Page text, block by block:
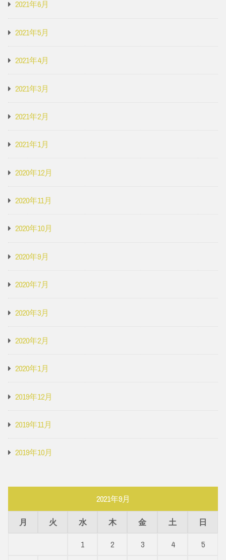
2021年6月
2021年5月
2021年4月
2021年3月
2021年2月
2021年1月
2020年12月
2020年11月
2020年10月
2020年9月
2020年7月
2020年3月
2020年2月
2020年1月
2019年12月
2019年11月
2019年10月
2021年9月
月 火 水 木 金 土
日
1
2 3 4
5